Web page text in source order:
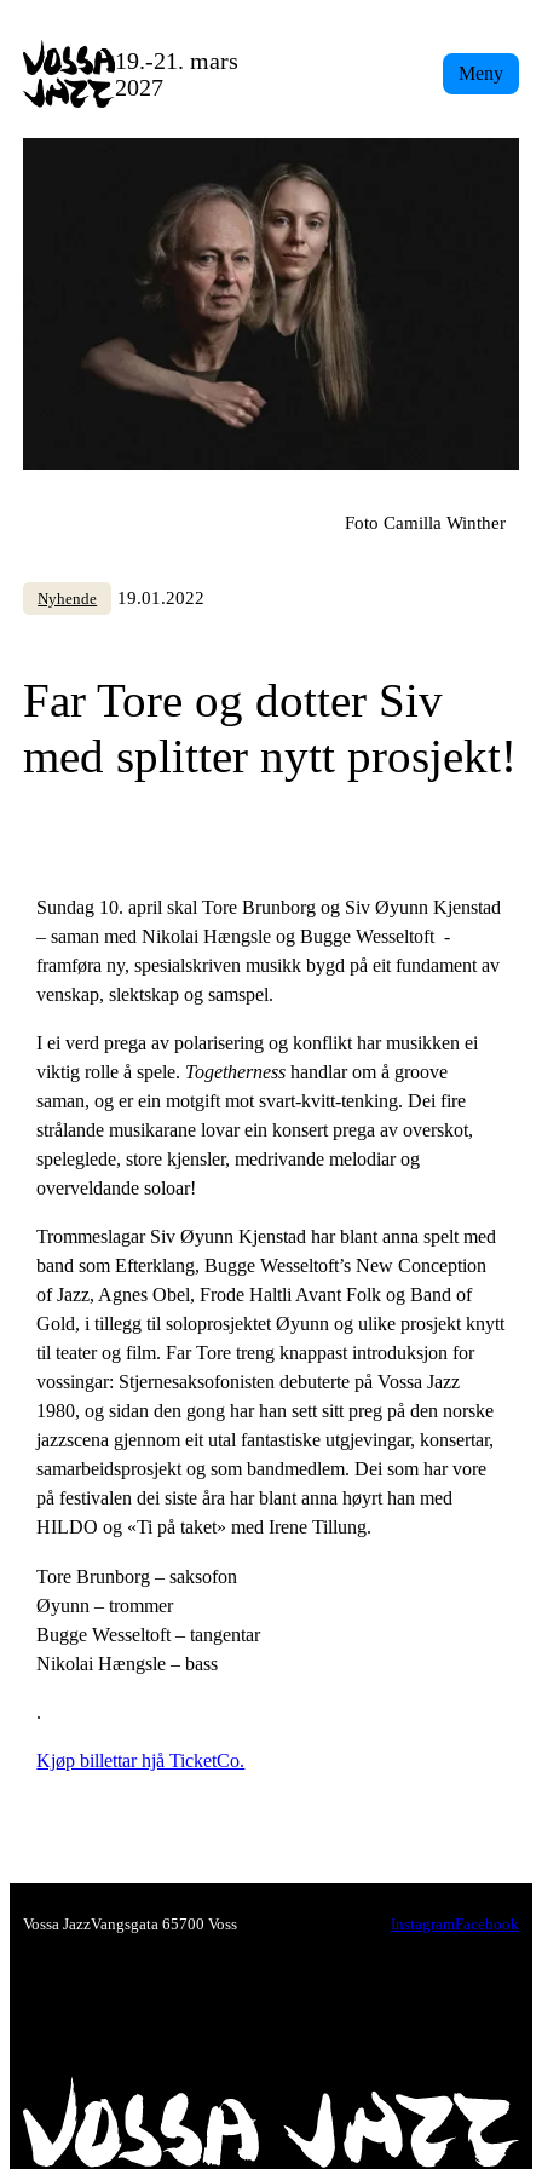
content
19.-21. mars
2027
Meny
Foto Camilla Winther
Nyhende 19.01.2022
Far Tore og dotter Siv
med splitter nytt prosjekt!
Sundag 10. april skal Tore Brunborg og Siv Øyunn Kjenstad
– saman med Nikolai Hængsle og Bugge Wesseltoft -
framføra ny, spesialskriven musikk bygd på eit fundament av
venskap, slektskap og samspel.
I ei verd prega av polarisering og konflikt har musikken ei
viktig rolle å spele. Togetherness handlar om å groove
saman, og er ein motgift mot svart-kvitt-tenking. Dei fire
strålande musikarane lovar ein konsert prega av overskot,
speleglede, store kjensler, medrivande melodiar og
overveldande soloar!
Trommeslagar Siv Øyunn Kjenstad har blant anna spelt med
band som Efterklang, Bugge Wesseltoft’s New Conception
of Jazz, Agnes Obel, Frode Haltli Avant Folk og Band of
Gold, i tillegg til soloprosjektet Øyunn og ulike prosjekt knytt
til teater og film. Far Tore treng knappast introduksjon for
vossingar: Stjernesaksofonisten debuterte på Vossa Jazz
1980, og sidan den gong har han sett sitt preg på den norske
jazzscena gjennom eit utal fantastiske utgjevingar, konsertar,
samarbeidsprosjekt og som bandmedlem. Dei som har vore
på festivalen dei siste åra har blant anna høyrt han med
HILDO og «Ti på taket» med Irene Tillung.
Tore Brunborg – saksofon
Øyunn – trommer
Bugge Wesseltoft – tangentar
Nikolai Hængsle – bass
.
Kjøp billettar hjå TicketCo.
Vossa JazzVangsgata 65700 Voss InstagramFacebook